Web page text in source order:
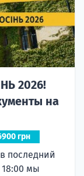
2026!
на
грн
последний
18:00 мы